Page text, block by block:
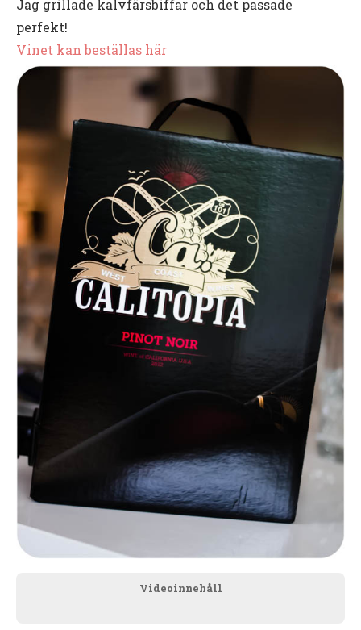
Jag grillade kalvfärsbiffar och det passade
perfekt!
Vinet kan beställas här
Videoinnehåll